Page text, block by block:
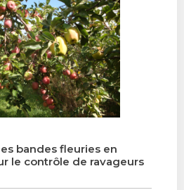
bandes fleuries en
le contrôle de ravageurs